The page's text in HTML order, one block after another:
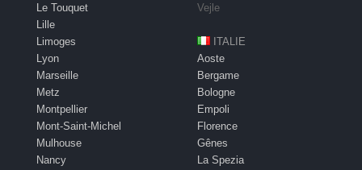
Le Touquet
Lille
Limoges
Lyon
Marseille
Metz
Montpellier
Mont-Saint-Michel
Mulhouse
Nancy
Vejle
ITALIE
Aoste
Bergame
Bologne
Empoli
Florence
Gênes
La Spezia